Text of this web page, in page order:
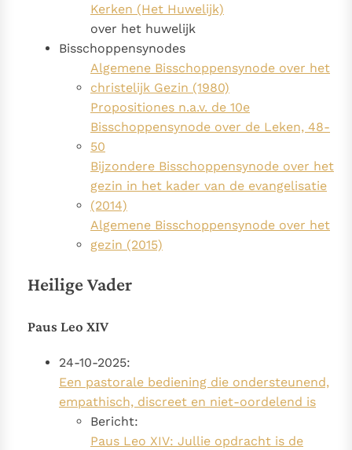
Kerken (Het Huwelijk)
over het huwelijk
Bisschoppensynodes
Algemene Bisschoppensynode over het
christelijk Gezin (1980)
Propositiones n.a.v. de 10e
Bisschoppensynode over de Leken, 48-
50
Bijzondere Bisschoppensynode over het
gezin in het kader van de evangelisatie
(2014)
Algemene Bisschoppensynode over het
gezin (2015)
Heilige Vader
Paus Leo XIV
24-10-2025:
Een pastorale bediening die ondersteunend,
empathisch, discreet en niet-oordelend is
Bericht:
Paus Leo XIV: Jullie opdracht is de